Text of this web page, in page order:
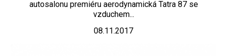
autosalonu premiéru aerodynamická Tatra 87 se
vzduchem...
08.11.2017